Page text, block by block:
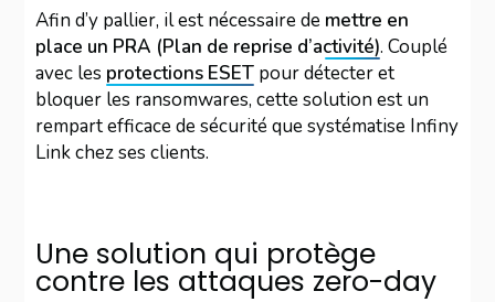
Afin d’y pallier, il est nécessaire de mettre en
place un PRA (Plan de reprise d’activité). Couplé
avec les protections ESET pour détecter et
bloquer les ransomwares, cette solution est un
rempart efficace de sécurité que systématise Infiny
Link chez ses clients.
Une solution qui protège
contre les attaques zero-day